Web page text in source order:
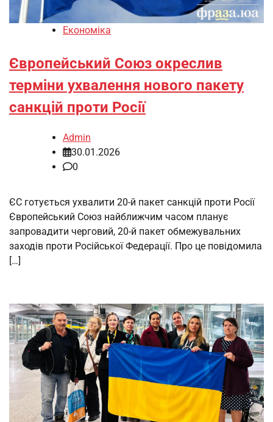
Економіка
Європейський Союз окреслив
терміни ухвалення нового пакету
санкцій проти Росії
Admin
30.01.2026
0
ЄС готується ухвалити 20-й пакет санкцій проти Росії
Європейський Союз найближчим часом планує
запровадити черговий, 20-й пакет обмежувальних
заходів проти Російської Федерації. Про це повідомила
[…]